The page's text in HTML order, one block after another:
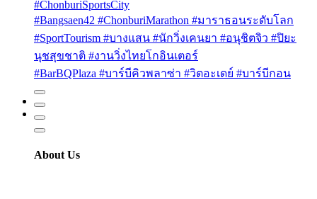
#ChonburiSportsCity
#Bangsaen42 #ChonburiMarathon #มาราธอนระดับโลก
#SportTourism #บางแสน #นักวิ่งเคนยา #อนุชิตจิว #ปิยะ
นุชสุขชาติ #งานวิ่งไทยโกอินเตอร์
#BarBQPlaza #บาร์บีคิวพลาซ่า #วิตอะเดย์ #บาร์บีกอน
About Us